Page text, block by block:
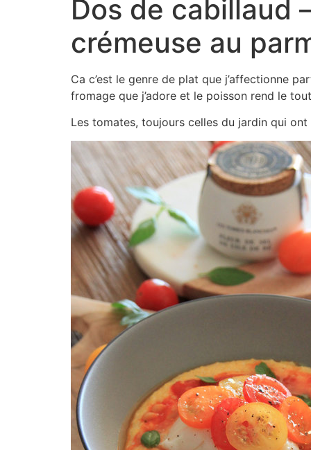
Dos de cabillaud
crémeuse au
Ca c’est le genre de plat que j’affectionne
fromage que j’adore et le poisson rend le
Les tomates, toujours celles du jardin qui